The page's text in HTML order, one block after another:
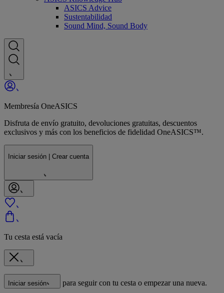
ASICS Advice
Sustentabilidad
Sound Mind, Sound Body
Membresía OneASICS
Disfruta de envío gratuito, devoluciones gratuitas, descuentos
exclusivos y más con los beneficios de fidelidad OneASICS™.
Iniciar sesión | Crear cuenta
Tu cesta está vacía
Iniciar sesión para seguir con tu cesta o empezar una nueva.